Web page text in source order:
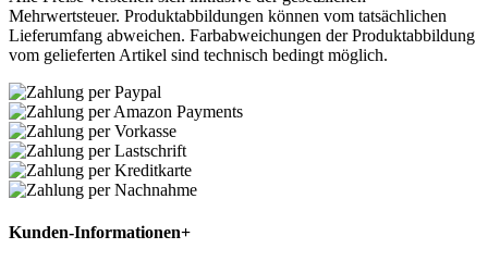
Mehrwertsteuer. Produktabbildungen können vom tatsächlichen
Lieferumfang abweichen. Farbabweichungen der Produktabbildung
vom gelieferten Artikel sind technisch bedingt möglich.
Kunden-Informationen+